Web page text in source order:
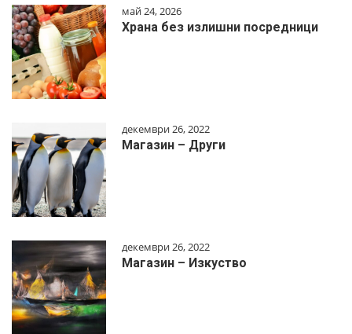
май 24, 2026
Храна без излишни посредници
декември 26, 2022
Магазин – Други
декември 26, 2022
Магазин – Изкуство